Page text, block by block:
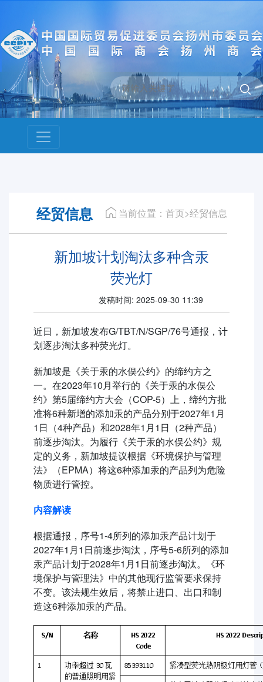
经贸信息 当前位置：首页>经贸信息
新加坡计划淘汰多种含汞
荧光灯
发稿时间: 2025-09-30 11:39
近日，新加坡发布G/TBT/N/SGP/76号通报，计
划逐步淘汰多种荧光灯。
新加坡是《关于汞的水俣公约》的缔约方之
一。在2023年10月举行的《关于汞的水俣公
约》第5届缔约方大会（COP-5）上，缔约方批
准将6种新增的添加汞的产品分别于2027年1月
1日（4种产品）和2028年1月1日（2种产品）
前逐步淘汰。为履行《关于汞的水俣公约》规
定的义务，新加坡提议根据《环境保护与管理
法》（EPMA）将这6种添加汞的产品列为危险
物质进行管控。
内容解读
根据通报，序号1-4所列的添加汞产品计划于
2027年1月1日前逐步淘汰，序号5-6所列的添加
汞产品计划于2028年1月1日前逐步淘汰。《环
境保护与管理法》中的其他现行监管要求保持
不变。该法规生效后，将禁止进口、出口和制
造这6种添加汞的产品。